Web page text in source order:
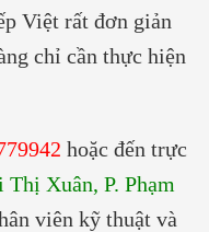
Việt rất đơn giản
chỉ cần thực hiện
hoặc đến trực
Xuân, P. Phạm
viên kỹ thuật và